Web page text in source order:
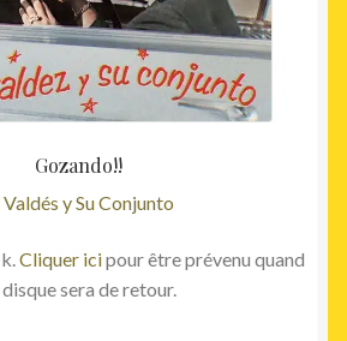
Gozando!!
y Su Conjunto
Cliquer icipour être prévenu quand
sera de retour.